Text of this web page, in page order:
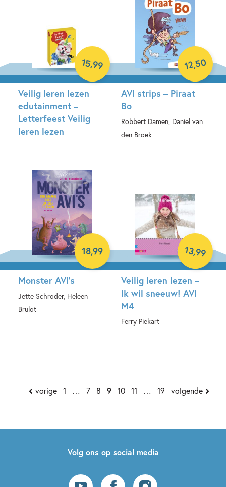
Veilig leren lezen
edutainment –
Letterfeest Veilig
leren lezen
15,99
AVI strips – Piraat
Bo
Robbert Damen, Daniel van
den Broek
12,50
Monster AVI’s
Jette Schroder, Heleen
Brulot
18,99
Veilig leren lezen –
Ik wil sneeuw! AVI
M4
Ferry Piekart
13,99
vorige 1 … 7 8 9 10 11 … 19 volgende
Volg ons op social media